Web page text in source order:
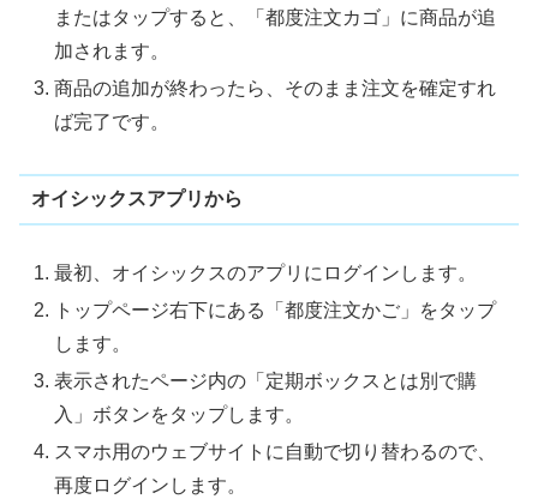
またはタップすると、「都度注文カゴ」に商品が追
加されます。
商品の追加が終わったら、そのまま注文を確定すれ
ば完了です。
オイシックスアプリから
最初、オイシックスのアプリにログインします。
トップページ右下にある「都度注文かご」をタップ
します。
表示されたページ内の「定期ボックスとは別で購
入」ボタンをタップします。
スマホ用のウェブサイトに自動で切り替わるので、
再度ログインします。